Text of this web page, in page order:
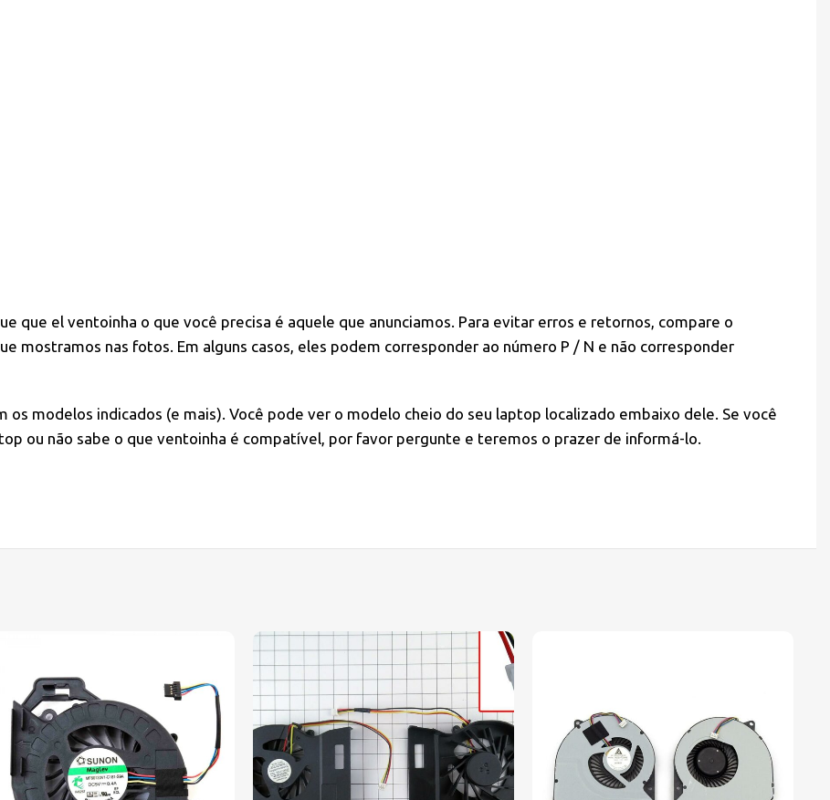
que el ventoinha o que você precisa é aquele que anunciamos. Para evitar erros e retornos, compare o
mostramos nas fotos. Em alguns casos, eles podem corresponder ao número P / N e não corresponder
modelos indicados (e mais). Você pode ver o modelo cheio do seu laptop localizado embaixo dele. Se você
ou não sabe o que ventoinha é compatível, por favor pergunte e teremos o prazer de informá-lo.